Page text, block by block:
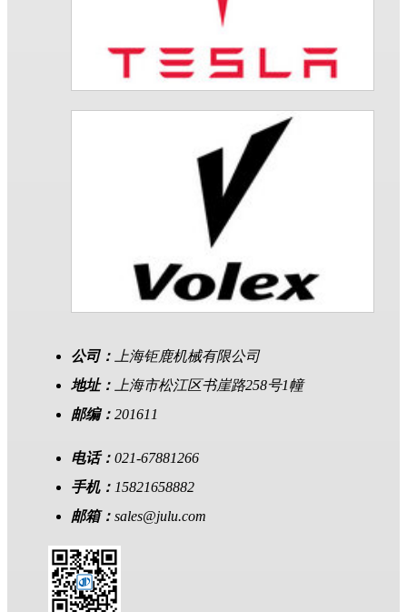
公司：
上海钜鹿机械有限公司
地址：
上海市松江区书崖路258号1幢
邮编： 201611
电话： 021-67881266
手机： 15821658882
邮箱： sales@julu.com